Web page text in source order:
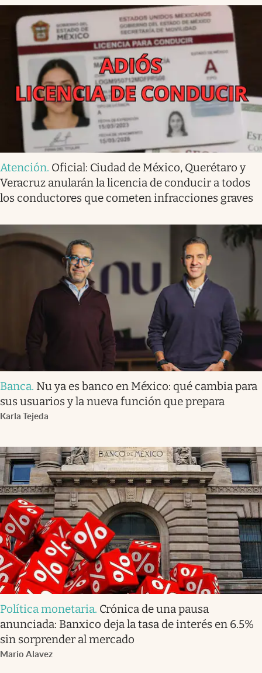
Atención. Oficial: Ciudad de México, Querétaro y
Veracruz anularán la licencia de conducir a todos
los conductores que cometen infracciones graves
Banca. Nu ya es banco en México: qué cambia para
sus usuarios y la nueva función que prepara
Karla Tejeda
Política monetaria. Crónica de una pausa
anunciada: Banxico deja la tasa de interés en 6.5%
sin sorprender al mercado
Mario Alavez